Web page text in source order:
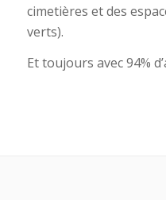
cimetières et des
verts).
Et toujours avec 94%